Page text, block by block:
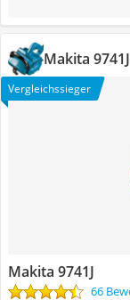
Makita 9741J
Vergleichssieger
Makita 9741J
66